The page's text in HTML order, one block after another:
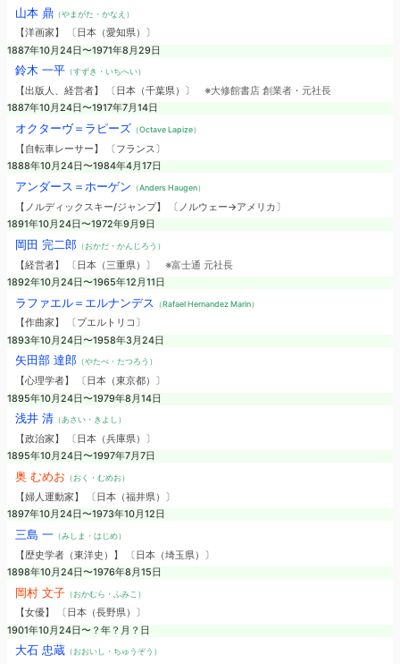
山本 鼎 （やまがた・かなえ）
【洋画家】 〔日本（愛知県）〕
1887年10月24日〜1971年8月29日
鈴木 一平（すずき・いちへい）
【出版人、経営者】 〔日本（千葉県）〕 ※大修館書店 創業者・元社長
1887年10月24日〜1917年7月14日
オクターヴ＝ラピーズ （Octave Lapize）
【自転車レーサー】 〔フランス〕
1888年10月24日〜1984年4月17日
アンダース＝ホーゲン （Anders Haugen）
【ノルディックスキー/ジャンプ】 〔ノルウェー→アメリカ〕
1891年10月24日〜1972年9月9日
岡田 完二郎（おかだ・かんじろう）
【経営者】 〔日本（三重県）〕 ※富士通 元社長
1892年10月24日〜1965年12月11日
ラファエル＝エルナンデス （Rafael Hernandez Marin）
【作曲家】 〔プエルトリコ〕
1893年10月24日〜1958年3月24日
矢田部 達郎（やたべ・たつろう）
【心理学者】 〔日本（東京都）〕
1895年10月24日〜1979年8月14日
浅井 清（あさい・きよし）
【政治家】 〔日本（兵庫県）〕
1895年10月24日〜1997年7月7日
奥 むめお （おく・むめお）
【婦人運動家】 〔日本（福井県）〕
1897年10月24日〜1973年10月12日
三島 一（みしま・はじめ）
【歴史学者（東洋史）】 〔日本（埼玉県）〕
1898年10月24日〜1976年8月15日
岡村 文子（おかむら・ふみこ）
【女優】 〔日本（長野県）〕
1901年10月24日〜？年？月？日
大石 忠蔵（おおいし・ちゅうぞう）